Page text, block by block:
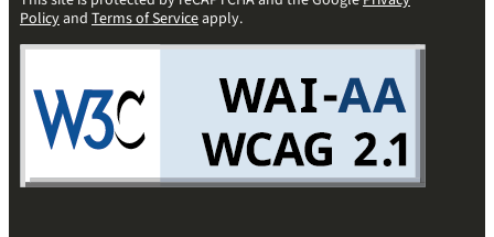
Policyand Terms of Serviceapply.